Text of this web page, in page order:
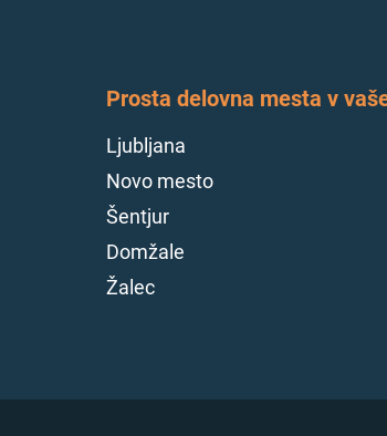
Prosta delovna mesta v
Ljubljana
Novo mesto
Šentjur
Domžale
Žalec